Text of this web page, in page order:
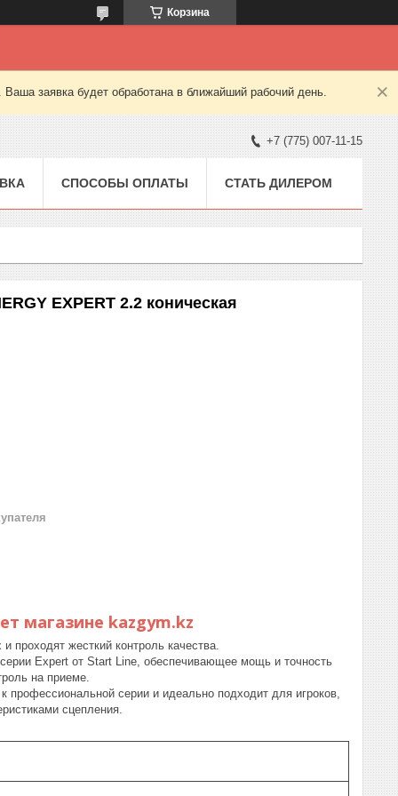
Корзина
заявка будет обработана в ближайший рабочий день.
+7 (775) 007-11-15
СПОСОБЫ ОПЛАТЫ СТАТЬ ДИЛЕРОМ
EXPERT 2.2 коническая
магазине kazgym.kz
проходят жесткий контроль качества.
Expert от Start Line, обеспечивающее мощь и точность
на приеме.
профессиональной серии и идеально подходит для игроков,
сцепления.